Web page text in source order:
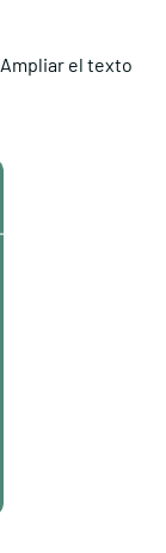
Ampliar el texto